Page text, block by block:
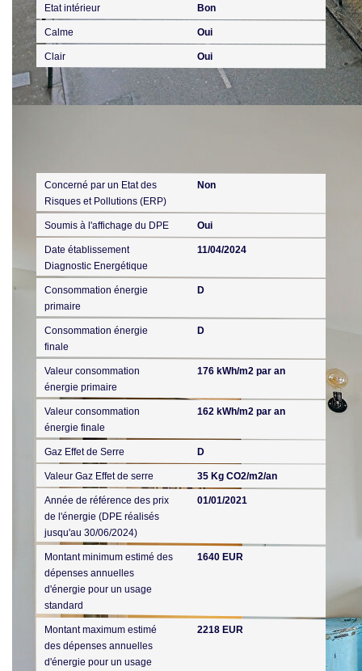
Etat intérieur Bon
Calme Oui
Clair Oui
Concerné par un Etat des
Risques et Pollutions (ERP)
Non
Soumis à l'affichage du DPE Oui
Date établissement
Diagnostic Energétique
11/04/2024
Consommation énergie
primaire
D
Consommation énergie
finale
D
Valeur consommation
énergie primaire
176 kWh/m2 par an
Valeur consommation
énergie finale
162 kWh/m2 par an
Gaz Effet de Serre D
Valeur Gaz Effet de serre 35 Kg CO2/m2/an
Année de référence des prix
de l'énergie (DPE réalisés
jusqu'au 30/06/2024)
01/01/2021
Montant minimum estimé des
dépenses annuelles
d'énergie pour un usage
standard
1640 EUR
Montant maximum estimé
des dépenses annuelles
d'énergie pour un usage
2218 EUR